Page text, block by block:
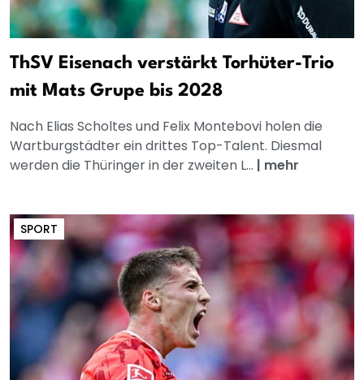
ThSV Eisenach verstärkt Torhüter-Trio
mit Mats Grupe bis 2028
Nach Elias Scholtes und Felix Montebovi holen die
Wartburgstädter ein drittes Top-Talent. Diesmal
werden die Thüringer in der zweiten L... | mehr
SPORT